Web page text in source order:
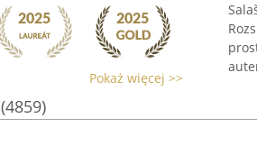
Pokaż więcej >>
(4859)